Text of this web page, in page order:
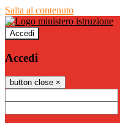
Salta al contenuto
Accedi
Accedi
button close ×